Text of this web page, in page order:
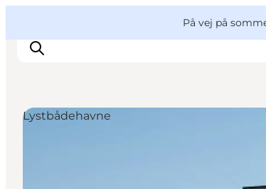
På vej på
Lystbådehavne